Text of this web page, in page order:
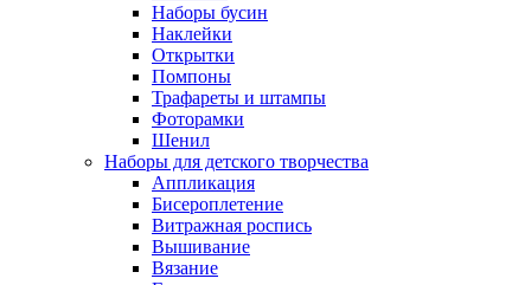
Наборы бусин
Наклейки
Открытки
Помпоны
Трафареты и штампы
Фоторамки
Шенил
Наборы для детского творчества
Аппликация
Бисероплетение
Витражная роспись
Вышивание
Вязание